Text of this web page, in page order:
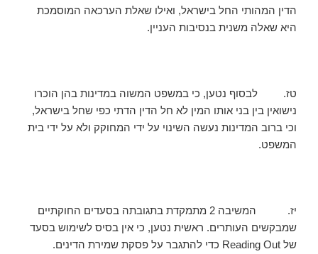
הדין המהותי החל בישראל, ואילו שאלת הערכאה המוסמכת
היא שאלה משנית בנסיבות העניין.
טז. לבסוף נטען, כי במשפט המשוה במדינות בהן הוכרו
נישואין בין בני אותו המין לא חל הדין הדתי כפי שחל בישראל,
וכי ברוב המדינות נעשה השינוי על ידי המחוקק ולא על ידי בית
המשפט.
יז. המשיבה 2 מתמקדת בתגובתה בסעדים החוקתיים
שמבקשים העותרים. ראשית נטען, כי אין בסיס לשימוש בסעד
של Reading Out כדי להתגבר על פסקת שמירת הדינים.